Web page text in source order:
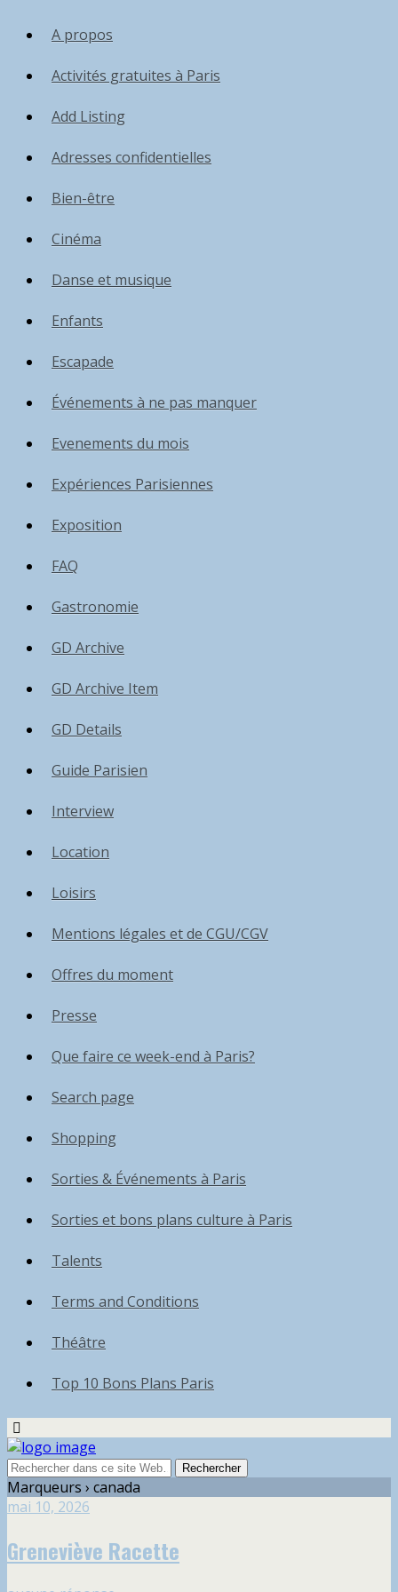
A propos
Activités gratuites à Paris
Add Listing
Adresses confidentielles
Bien-être
Cinéma
Danse et musique
Enfants
Escapade
Événements à ne pas manquer
Evenements du mois
Expériences Parisiennes
Exposition
FAQ
Gastronomie
GD Archive
GD Archive Item
GD Details
Guide Parisien
Interview
Location
Loisirs
Mentions légales et de CGU/CGV
Offres du moment
Presse
Que faire ce week-end à Paris?
Search page
Shopping
Sorties & Événements à Paris
Sorties et bons plans culture à Paris
Talents
Terms and Conditions
Théâtre
Top 10 Bons Plans Paris
Marqueurs › canada
mai 10, 2026
Greneviève Racette